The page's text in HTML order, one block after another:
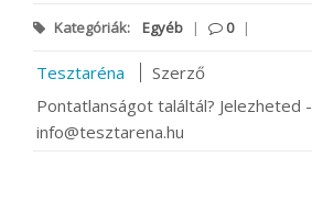
Kategóriák: Egyéb | 0 |
Tesztaréna
Szerző
Pontatlanságot találtál? Jelezheted
info@tesztarena.hu